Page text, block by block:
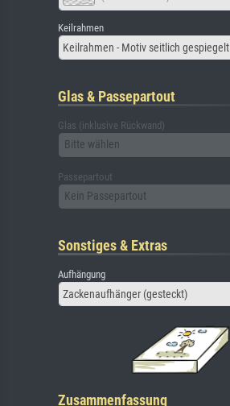
Keilrahmen
Keilrahmen - Motiv seitlich gespiegelt
Glas & Passepartout
Glas (inklusive Rückwand)
Bitte wählen
Passepartout
Kein Passepartout
Sonstiges & Extras
Aufhängung
Zackenaufhänger (gesteckt)
Zusammenfassung